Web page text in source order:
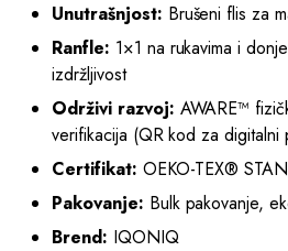
Unutrašnjost: Brušeni flis za
Ranfle: 1×1 na rukavima i
izdržljivost
Održivi razvoj: AWARE™
verifikacija (QR kod za digitalni
Certifikat: OEKO-TEX®
Pakovanje: Bulk pakovanje,
Brend: IQONIQ